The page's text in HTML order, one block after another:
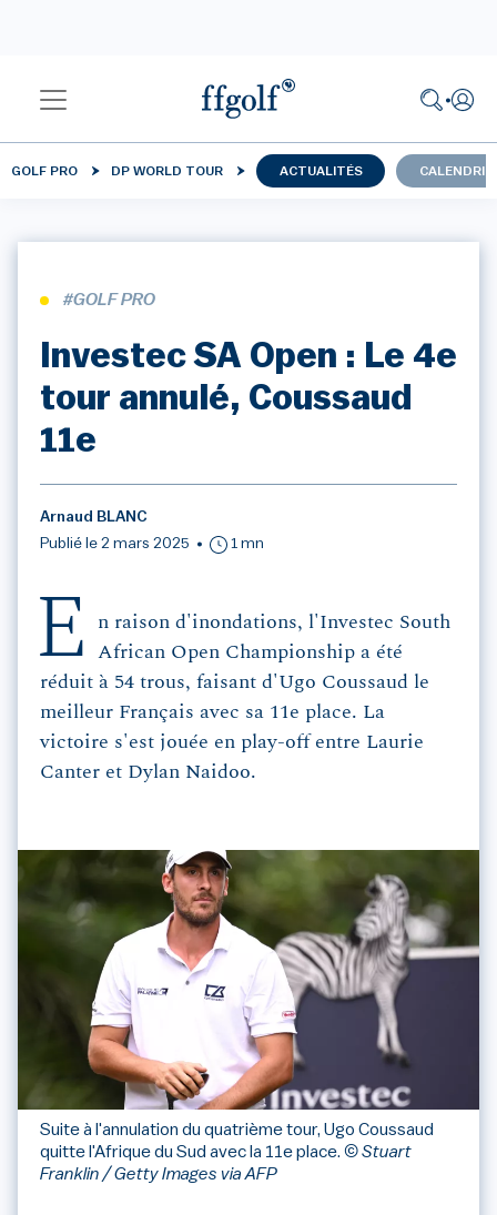
GOLF PRO DP WORLD TOUR ACTUALITÉS
#GOLF PRO
Investec SA Open : Le 4e
tour annulé, Coussaud
11e
Arnaud BLANC
Publié le 2 mars 2025
1 mn
E
n raison d'inondations, l'Investec South
African Open Championship a été
réduit à 54 trous, faisant d'Ugo Coussaud le
meilleur Français avec sa 11e place. La
victoire s'est jouée en play-off entre Laurie
Canter et Dylan Naidoo.
Suite à l'annulation du quatrième tour, Ugo Coussaud
quitte l'Afrique du Sud avec la 11e place. © Stuart
Franklin / Getty Images via AFP